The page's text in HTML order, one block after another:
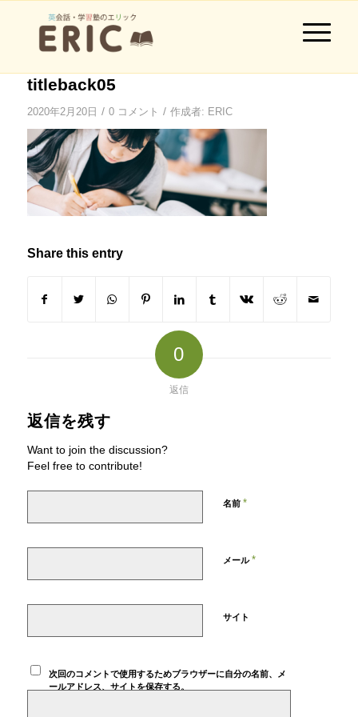
titleback05
2020年2月20日 / 0 コメント / 作成者: ERIC
Share this entry
0
返信
返信を残す
Want to join the discussion?
Feel free to contribute!
名前 *
メール*
サイト
次回のコメントで使用するためブラウザーに自分の名前、メ
ールアドレス、サイトを保存する。